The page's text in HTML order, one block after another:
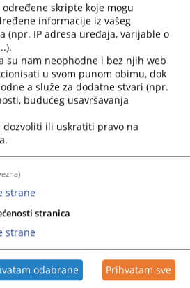
skripte koje mogu
informacije iz vašeg
(npr. IP adresa uređaja, varijable o
su nam neophodne i bez njih web
u svom punom obimu, dok
a služe za dodatne stvari (npr.
budućeg usavršavanja
dozvoliti ili uskratiti pravo na
strane
stranica
strane
odabrane Prihvatam sve